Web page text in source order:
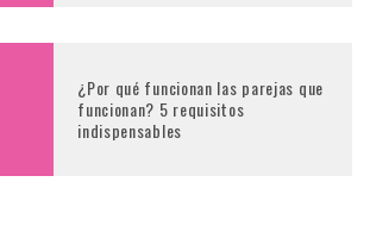
¿Por qué funcionan las parejas que
funcionan? 5 requisitos
indispensables